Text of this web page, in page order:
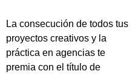
La consecución de todos tus
proyectos creativos y la
práctica en agencias te
premia con el título de